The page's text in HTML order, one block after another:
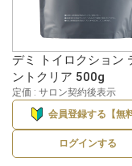
デミ トイロクション
ントクリア 500g
定価 : サロン契約後表示
会員登録する【無
ログインする